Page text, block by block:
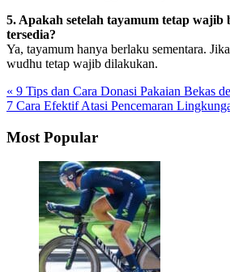
5. Apakah setelah tayamum tetap
tersedia?
Ya, tayamum hanya berlaku sementara.
wudhu tetap wajib dilakukan.
« 9 Tips dan Cara Donasi Pakaian Bekas
7 Cara Efektif Atasi Pencemaran
Most Popular